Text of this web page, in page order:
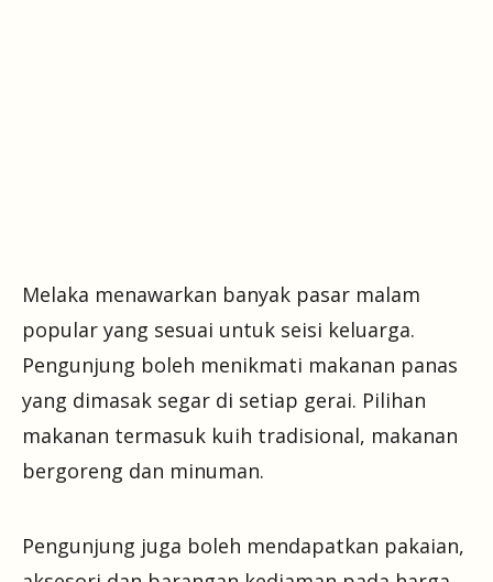
Melaka menawarkan banyak pasar malam
popular yang sesuai untuk seisi keluarga.
Pengunjung boleh menikmati makanan panas
yang dimasak segar di setiap gerai. Pilihan
makanan termasuk kuih tradisional, makanan
bergoreng dan minuman.
Pengunjung juga boleh mendapatkan pakaian,